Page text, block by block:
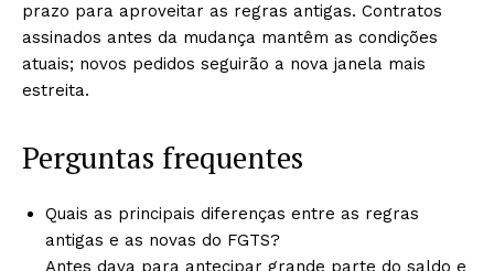
prazo para aproveitar as regras antigas. Contratos
assinados antes da mudança mantêm as condições
atuais; novos pedidos seguirão a nova janela mais
estreita.
Perguntas frequentes
Quais as principais diferenças entre as regras
antigas e as novas do FGTS?
Antes dava para antecipar grande parte do saldo e